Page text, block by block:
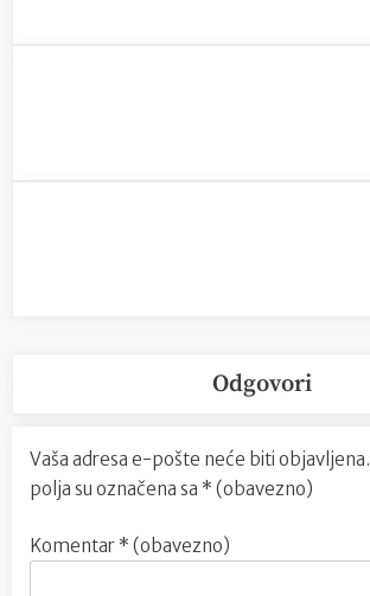
Odgovori
Vaša adresa e-pošte neće biti objavljena.
polja su označena sa * (obavezno)
Komentar * (obavezno)